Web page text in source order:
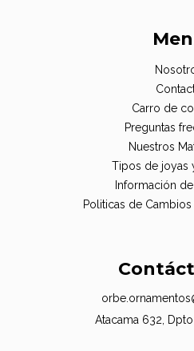
Carro de
Preguntas
Nuestros
Tipos de joyas
Información
Politicas de
Atacama 632,